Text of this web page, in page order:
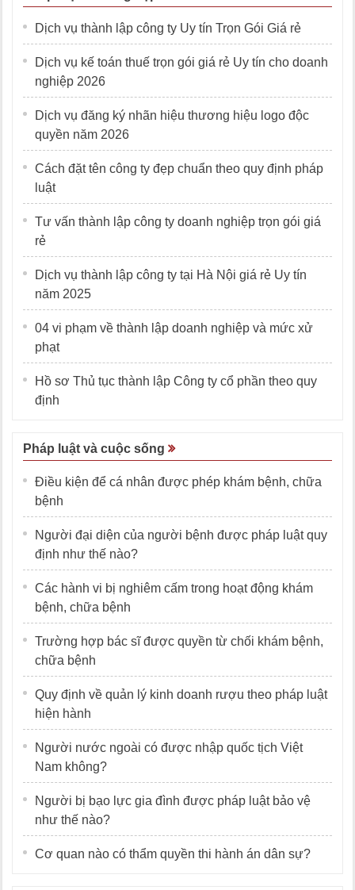
Dịch vụ thành lập công ty Uy tín Trọn Gói Giá rẻ
Dịch vụ kế toán thuế trọn gói giá rẻ Uy tín cho doanh
nghiệp 2026
Dịch vụ đăng ký nhãn hiệu thương hiệu logo độc
quyền năm 2026
Cách đặt tên công ty đẹp chuẩn theo quy định pháp
luật
Tư vấn thành lập công ty doanh nghiệp trọn gói giá
rẻ
Dịch vụ thành lập công ty tại Hà Nội giá rẻ Uy tín
năm 2025
04 vi phạm về thành lập doanh nghiệp và mức xử
phạt
Hồ sơ Thủ tục thành lập Công ty cổ phần theo quy
định
Pháp luật và cuộc sống
Điều kiện để cá nhân được phép khám bệnh, chữa
bệnh
Người đại diện của người bệnh được pháp luật quy
định như thế nào?
Các hành vi bị nghiêm cấm trong hoạt động khám
bệnh, chữa bệnh
Trường hợp bác sĩ được quyền từ chối khám bệnh,
chữa bệnh
Quy định về quản lý kinh doanh rượu theo pháp luật
hiện hành
Người nước ngoài có được nhập quốc tịch Việt
Nam không?
Người bị bạo lực gia đình được pháp luật bảo vệ
như thế nào?
Cơ quan nào có thẩm quyền thi hành án dân sự?